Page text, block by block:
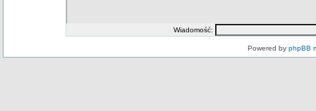
Wiadomość:
Powered by phpBB